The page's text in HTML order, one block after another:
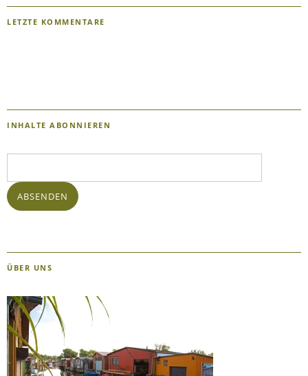
LETZTE KOMMENTARE
INHALTE ABONNIEREN
Adresse:
ABSENDEN
ÜBER UNS